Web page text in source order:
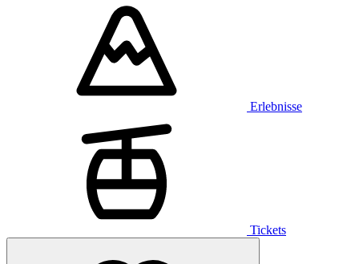
Erlebnisse
Tickets